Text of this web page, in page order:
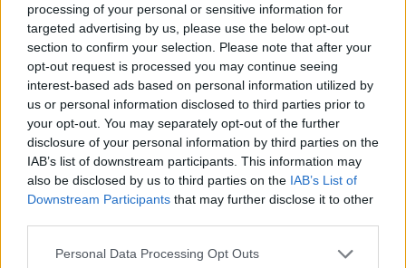
processing of your personal or sensitive information for
targeted advertising by us, please use the below opt-out
section to confirm your selection. Please note that after your
opt-out request is processed you may continue seeing
interest-based ads based on personal information utilized by
us or personal information disclosed to third parties prior to
your opt-out. You may separately opt-out of the further
disclosure of your personal information by third parties on the
IAB’s list of downstream participants. This information may
also be disclosed by us to third parties on the IAB’s List of
Downstream Participants that may further disclose it to other
Please note that this website/app uses one or more Google
Personal Data Processing Opt Outs
Kövess minket, és értesülj a friss
hírekről a Facebookon is!